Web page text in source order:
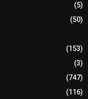
(5)
(50)
(153)
(3)
(747)
(116)